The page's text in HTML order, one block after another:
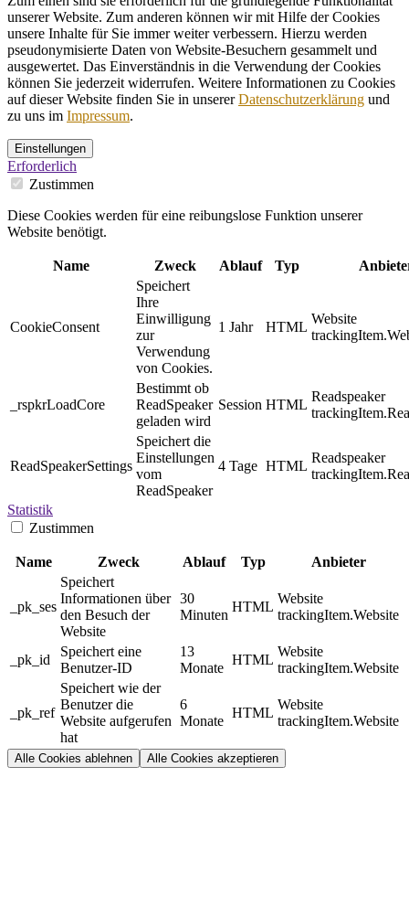
unserer Website. Zum anderen können wir mit Hilfe der Cookies
unsere Inhalte für Sie immer weiter verbessern. Hierzu werden
pseudonymisierte Daten von Website-Besuchern gesammelt und
ausgewertet. Das Einverständnis in die Verwendung der Cookies
können Sie jederzeit widerrufen. Weitere Informationen zu Cookies
auf dieser Website finden Sie in unsererDatenschutzerklärung und
zu uns im Impressum.
Einstellungen
Erforderlich
Zustimmen
Diese Cookies werden für eine reibungslose Funktion unserer
Website benötigt.
Name Zweck Ablauf Typ
CookieConsent
Speichert
Ihre
Einwilligung
zur
Verwendung
von Cookies.
1 Jahr HTML
Website
_rspkrLoadCore
Bestimmt ob
ReadSpeaker
geladen wird
Session HTML
Readspeaker
ReadSpeakerSettings
Speichert die
Einstellungen
vom
ReadSpeaker
4 Tage HTML
Readspeaker
Statistik
Zustimmen
Name Zweck Ablauf Typ Anbieter
_pk_ses
Speichert
Informationen über
den Besuch der
Website
30
Minuten
HTML
Website
trackingItem.Website
_pk_id
Speichert eine
Benutzer-ID
13
Monate
HTML
Website
trackingItem.Website
_pk_ref
Speichert wie der
Benutzer die
Website aufgerufen
hat
6
Monate
HTML
Website
trackingItem.Website
Alle Cookies ablehnen Alle Cookies akzeptieren